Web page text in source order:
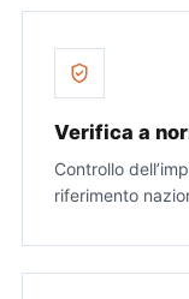
Verifica a
Controllo
riferimento